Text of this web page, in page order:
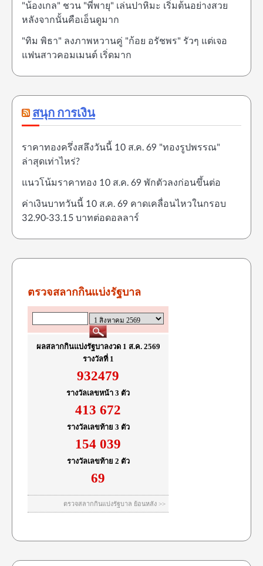
"น้องเกล" ชวน "พี่พายุ" เล่นปาหิมะ เริ่มต้นอย่างสวย
หลังจากนั้นคือเอ็นดูมาก
"ทิม พิธา" ลงภาพหวานคู่ "ก้อย อรัชพร" รัวๆ แต่เจอ
แฟนสาวคอมเมนต์ เริ่ดมาก
สนุก การเงิน
ราคาทองครึ่งสลึงวันนี้ 10 ส.ค. 69 "ทองรูปพรรณ"
ล่าสุดเท่าไหร่?
แนวโน้มราคาทอง 10 ส.ค. 69 พักตัวลงก่อนขึ้นต่อ
ค่าเงินบาทวันนี้ 10 ส.ค. 69 คาดเคลื่อนไหวในกรอบ
32.90-33.15 บาทต่อดอลลาร์